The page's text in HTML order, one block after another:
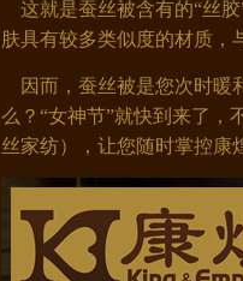
这就是蚕丝被含有的“丝胶
肤具有较多类似度的材质，
因而，蚕丝被是您次时暖
么？“女神节”就快到来了，
丝家纺），让您随时掌控康